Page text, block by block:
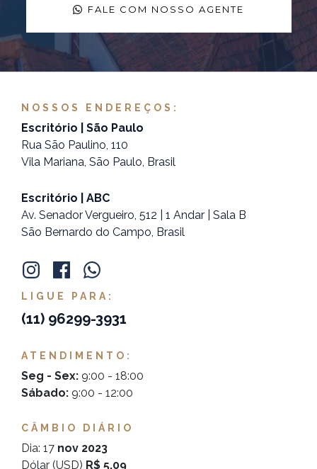
FALE COM NOSSO AGENTE
NOSSOS ENDEREÇOS:
Escritório | São Paulo
Rua São Paulino, 110
Vila Mariana, São Paulo, Brasil
Escritório | ABC
Av. Senador Vergueiro, 512 | 1 Andar | Sala B
São Bernardo do Campo, Brasil
LIGUE PARA:
(11) 96299-3931
ATENDIMENTO:
Seg - Sex: 9:00 - 18:00
Sábado: 9:00 - 12:00
CÂMBIO DIÁRIO
Dia: 17 nov 2023
Dólar (USD) R$ 5,09